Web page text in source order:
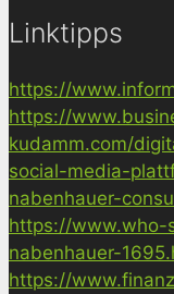
Linktipps
https://
https://
kudamm.com/
social-media-
nabenhauer-
https://www.who-
nabenhauer-
https://